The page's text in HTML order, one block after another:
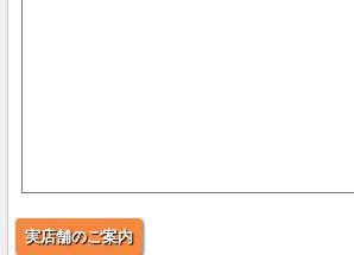
実店舗のご案内